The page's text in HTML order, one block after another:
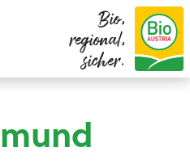
Bio,
regional,
sicher.